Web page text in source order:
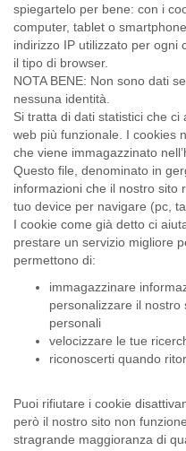
spiegartelo per bene: con i
computer, tablet o
indirizzo IP utilizzato per ogni
il tipo di browser.
NOTA BENE: Non sono dati
nessuna identità.
Si tratta di dati statistici che
web più funzionale. I cookies
che viene immagazzinato
Questo file, denominato in
informazioni che il nostro sito
tuo device per navigare (pc,
I cookie come già detto ci
prestare un servizio migliore
permettono di:
immagazzinare
personalizzare il
personali
velocizzare le tue
riconoscerti quando
Puoi rifiutare i cookie
però il nostro sito non
stragrande maggioranza di